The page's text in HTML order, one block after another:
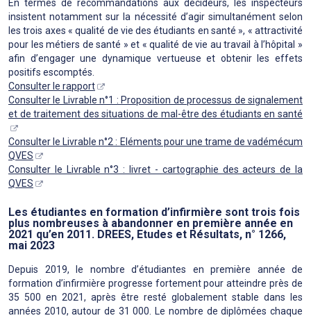
En termes de recommandations aux décideurs, les inspecteurs
insistent notamment sur la nécessité d’agir simultanément selon
les trois axes « qualité de vie des étudiants en santé », « attractivité
pour les métiers de santé » et « qualité de vie au travail à l’hôpital »
afin d’engager une dynamique vertueuse et obtenir les effets
positifs escomptés.
Consulter le rapport
Consulter le Livrable n°1 : Proposition de processus de signalement
et de traitement des situations de mal-être des étudiants en santé
Consulter le Livrable n°2 : Eléments pour une trame de vadémécum
QVES
Consulter le Livrable n°3 : livret - cartographie des acteurs de la
QVES
Les étudiantes en formation d’infirmière sont trois fois
plus nombreuses à abandonner en première année en
2021 qu’en 2011. DREES, Etudes et Résultats, n° 1266,
mai 2023
Depuis 2019, le nombre d’étudiantes en première année de
formation d’infirmière progresse fortement pour atteindre près de
35 500 en 2021, après être resté globalement stable dans les
années 2010, autour de 31 000. Le nombre de diplômées chaque